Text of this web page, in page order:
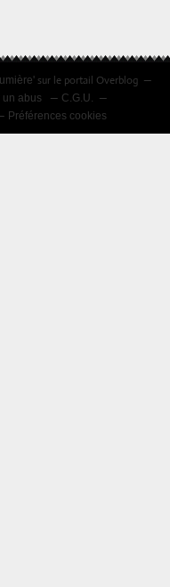
sur le portail Overblog
abus
C.G.U.
Préférences cookies